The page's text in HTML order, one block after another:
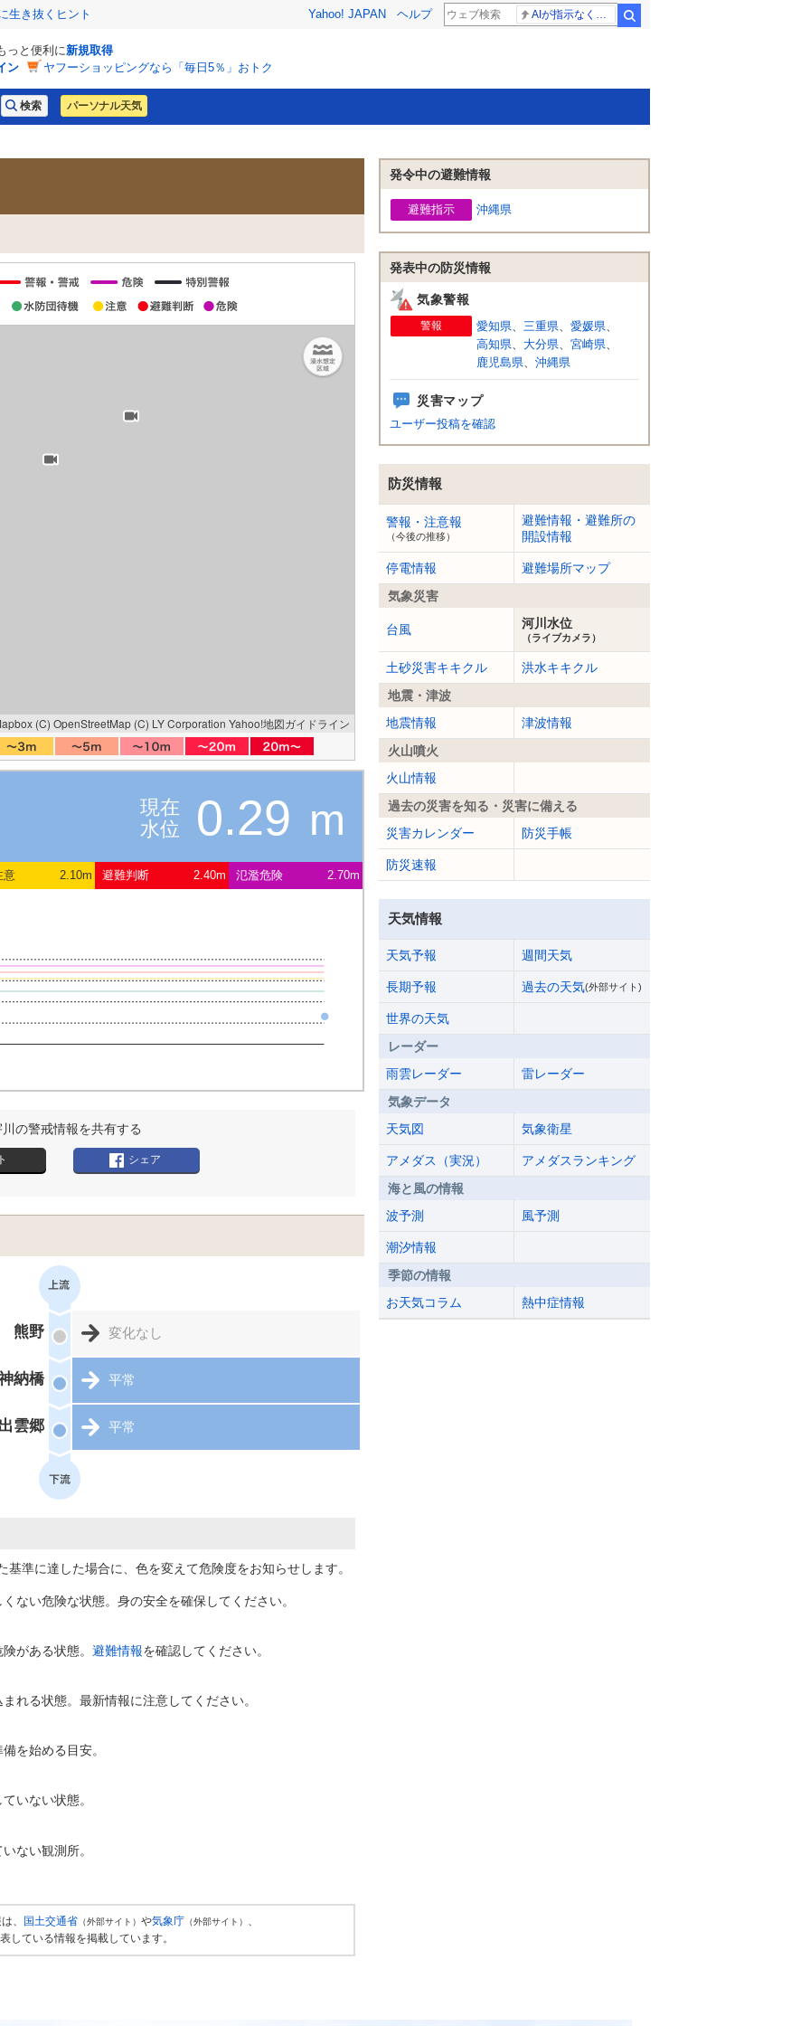
き抜くヒント Yahoo! JAPAN ヘルプ
っと便利に新規取得
ン
ヤフーショッピングなら「毎日5％」おトク
パーソナル天気
(C) OpenStreetMap (C) LY Corporation Yahoo!地図ガイドライン
現在
水位
0.29 m
意 2.10m 避難判断 2.40m 氾濫危険 2.70m
の警戒情報を共有する
シェア
熊野 変化なし
納橋 平常
雲郷 平常
準に達した場合に、色を変えて危険度をお知らせします。
ない危険な状態。身の安全を確保してください。
がある状態。 避難情報を確認してください。
れる状態。最新情報に注意してください。
を始める目安。
いない状態。
ない観測所。
、 国土交通省 （外部サイト） や気象庁 （外部サイト） 、
している情報を掲載しています。
発令中の避難情報
避難指示 沖縄県
発表中の防災情報
気象警報
警報 愛知県、 三重県、 愛媛県、
高知県、 大分県、 宮崎県、
鹿児島県、 沖縄県
災害マップ
ユーザー投稿を確認
防災情報
警報・注意報
（今後の推移）
避難情報・避難所の
開設情報
停電情報
避難場所マップ
気象災害
台風 河川水位
（ライブカメラ）
土砂災害キキクル
洪水キキクル
地震・津波
地震情報
津波情報
火山噴火
火山情報
過去の災害を知る・災害に備える
災害カレンダー
防災手帳
防災速報
天気情報
天気予報 週間天気
長期予報 過去の天気(外部サイト)
世界の天気
レーダー
雨雲レーダー
雷レーダー
気象データ
天気図
気象衛星
アメダス（実況）
アメダスランキング
海と風の情報
波予測
風予測
潮汐情報
季節の情報
お天気コラム
熱中症情報